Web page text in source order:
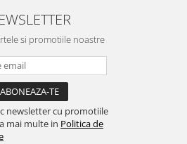
si promotiile noastre
newsletter cu promotiile
mai multe in Politica de